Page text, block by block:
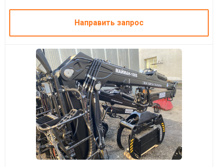
Направить запрос